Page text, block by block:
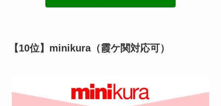
【10位】minikura（霞ケ関対応可）